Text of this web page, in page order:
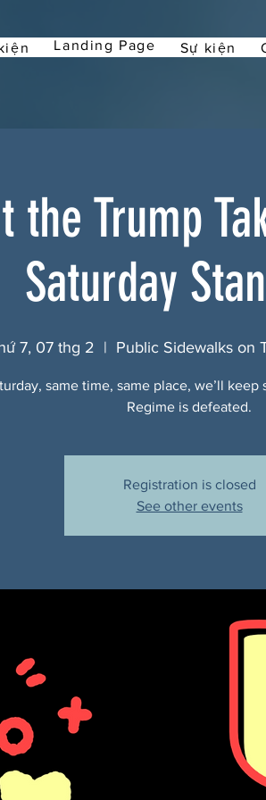
Landing Page Sự kiện
the Trump
Saturday
7, 07 thg 2
  |
Public Sidewalks on
same time, same place, we’ll
Regime is defeated.
Registration is closed
See other events